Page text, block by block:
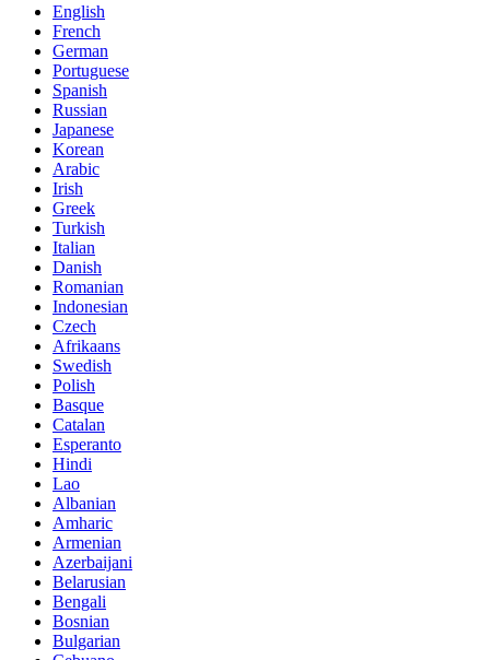
English
French
German
Portuguese
Spanish
Russian
Japanese
Korean
Arabic
Irish
Greek
Turkish
Italian
Danish
Romanian
Indonesian
Czech
Afrikaans
Swedish
Polish
Basque
Catalan
Esperanto
Hindi
Lao
Albanian
Amharic
Armenian
Azerbaijani
Belarusian
Bengali
Bosnian
Bulgarian